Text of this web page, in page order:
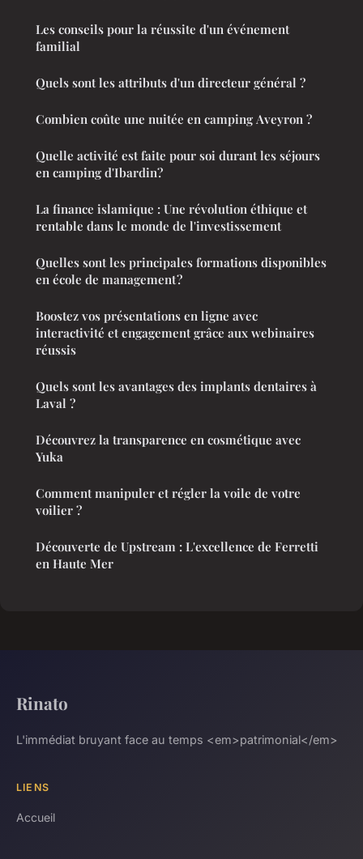
Les conseils pour la réussite d'un événement
familial
Quels sont les attributs d'un directeur général ?
Combien coûte une nuitée en camping Aveyron ?
Quelle activité est faite pour soi durant les séjours
en camping d'Ibardin?
La finance islamique : Une révolution éthique et
rentable dans le monde de l'investissement
Quelles sont les principales formations disponibles
en école de management ?
Boostez vos présentations en ligne avec
interactivité et engagement grâce aux webinaires
réussis
Quels sont les avantages des implants dentaires à
Laval ?
Découvrez la transparence en cosmétique avec
Yuka
Comment manipuler et régler la voile de votre
voilier ?
Découverte de Upstream : L'excellence de Ferretti
en Haute Mer
Rinato
L'immédiat bruyant face au temps <em>patrimonial</em>
LIENS
Accueil